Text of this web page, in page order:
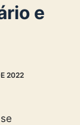
e
2022
se